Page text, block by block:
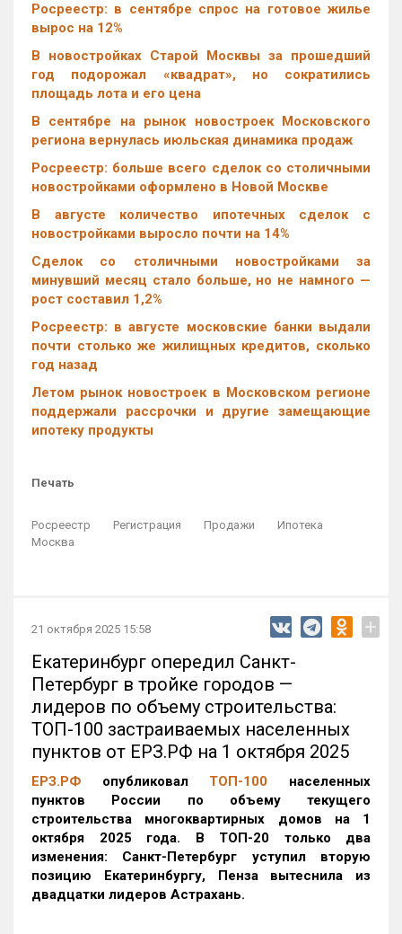
Росреестр: в сентябре спрос на готовое жилье
вырос на 12%
В новостройках Старой Москвы за прошедший
год подорожал «квадрат», но сократились
площадь лота и его цена
В сентябре на рынок новостроек Московского
региона вернулась июльская динамика продаж
Росреестр: больше всего сделок со столичными
новостройками оформлено в Новой Москве
В августе количество ипотечных сделок с
новостройками выросло почти на 14%
Cделок со столичными новостройками за
минувший месяц стало больше, но не намного —
рост составил 1,2%
Росреестр: в августе московские банки выдали
почти столько же жилищных кредитов, сколько
год назад
Летом рынок новостроек в Московском регионе
поддержали рассрочки и другие замещающие
ипотеку продукты
Печать
Росреестр Регистрация Продажи
Ипотека
Москва
21 октября 2025 15:58 +
Екатеринбург опередил Санкт-
Петербург в тройке городов —
лидеров по объему строительства:
ТОП-100 застраиваемых населенных
пунктов от ЕРЗ.РФ на 1 октября 2025
ЕРЗ.РФ опубликовал ТОП-100 населенных
пунктов России по объему текущего
строительства многоквартирных домов на 1
октября 2025 года. В ТОП-20 только два
изменения: Санкт-Петербург уступил вторую
позицию Екатеринбургу, Пенза вытеснила из
двадцатки лидеров Астрахань.